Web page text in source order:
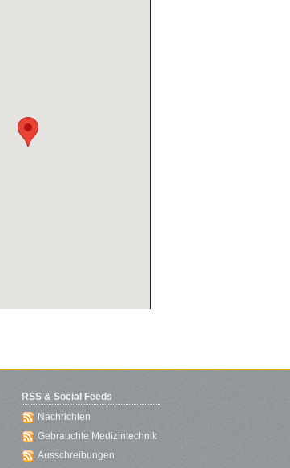
RSS & Social Feeds
Nachrichten
Gebrauchte Medizintechnik
Ausschreibungen